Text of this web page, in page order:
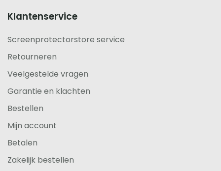
Klantenservice
Screenprotectorstore service
Retourneren
Veelgestelde vragen
Garantie en klachten
Bestellen
Mijn account
Betalen
Zakelijk bestellen